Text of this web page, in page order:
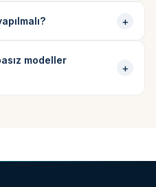
modeller